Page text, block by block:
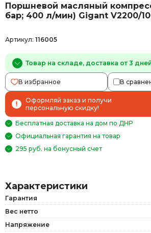
Поршневой масляный
бар; 400 л/мин) Gigant V2200/
Артикул: 116005
Товар на складе, доставка от 3
В избранное В
Оформляй заказ и получи
персональную скидку!
Бесплатная доставка на дом по ДНР
Официальная гарантия на товар
295 руб. на бонусный счет
Характеристики
Гарантия
Вес нетто
Напряжение